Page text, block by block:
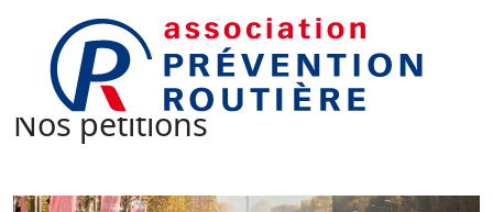
Nos pétitions